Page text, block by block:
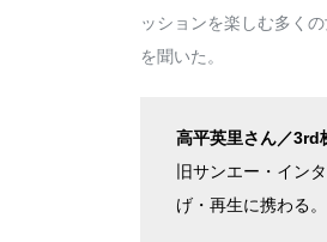
ッションを楽しむ多く
を聞いた。
高平英里さん／3rd
旧サンエー・イン
げ・再生に携わる